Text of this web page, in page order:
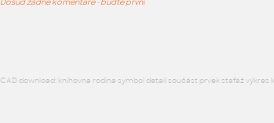
CAD download: knihovna rodina symbol detail součást prvek stafáž